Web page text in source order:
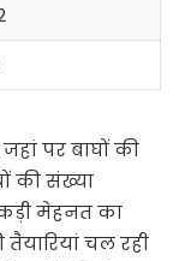
पर बाघों की
की संख्या
कड़ी मेहनत का
तैयारियां चल रही